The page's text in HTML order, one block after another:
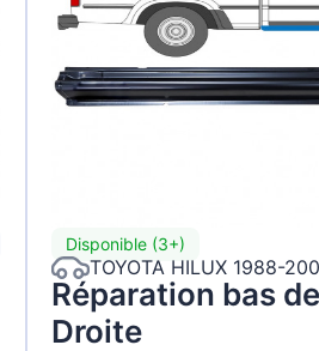
Disponible (3+)
TOYOTA HILUX 1988-
Réparation bas
Droite